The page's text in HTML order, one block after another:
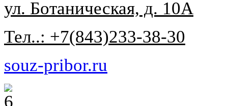
ул. Ботаническая, д. 10А
Тел..: +7(843)233-38-30
souz-pribor.ru